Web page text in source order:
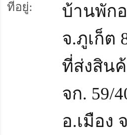
ที่อยู่:
บ้านพักอ
จ.ภูเก็ต
ที่ส่งสิน
จก. 59/
อ.เมือง